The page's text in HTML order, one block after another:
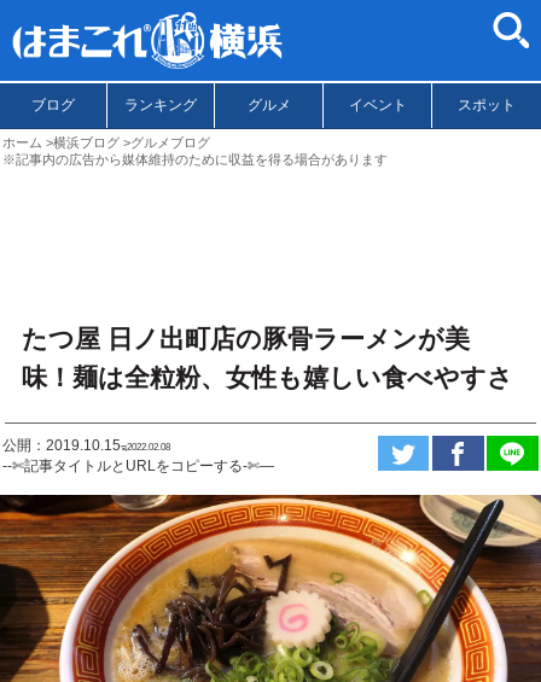
ブログ ランキング グルメ イベント スポット
ホーム 横浜ブログ
グルメブログ
※記事内の広告から媒体維持のために収益を得る場合があります
たつ屋 日ノ出町店の豚骨ラーメンが美
味！麺は全粒粉、女性も嬉しい食べやすさ
公開：2019.10.15ಇ2022.02.08
--✄記事タイトルとURLをコピーする-✄—